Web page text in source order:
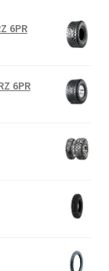
6PR
6PR